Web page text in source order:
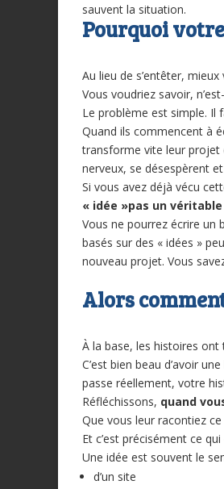
sauvent la situation.
Pourquoi
Au lieu de s’entêter,
Vous voudriez savoir,
Le problème est simple. Il
Quand ils commencent à
transforme vite leur projet
nerveux, se désespèrent
Si vous avez déjà vécu
« idée »pas un
Vous ne pourrez écrire un
basés sur des « idées »
nouveau projet. Vous
Alors
À la base, les histoires
C’est bien beau d’avoir
passe réellement, votre
Réfléchissons, quand
Que vous leur racontiez
Et c’est précisément ce
Une idée est souvent le
d’un site